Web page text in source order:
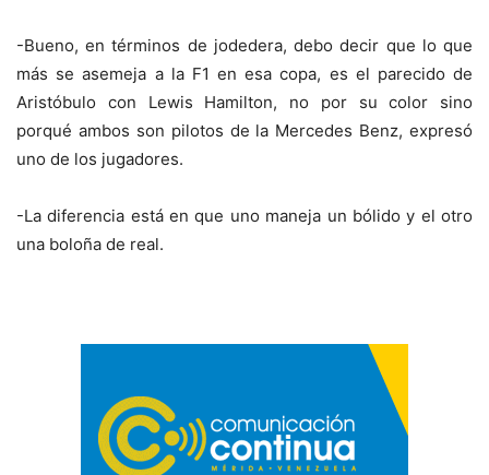
-Bueno, en términos de jodedera, debo decir que lo que
más se asemeja a la F1 en esa copa, es el parecido de
Aristóbulo con Lewis Hamilton, no por su color sino
porqué ambos son pilotos de la Mercedes Benz, expresó
uno de los jugadores.
-La diferencia está en que uno maneja un bólido y el otro
una boloña de real.